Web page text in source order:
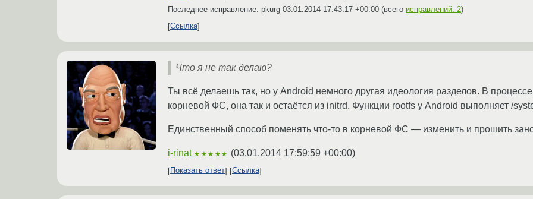
Последнее исправление: pkurg 03.01.2014 17:43:17 +00:00 (всего исправлений: 2)
Ссылка
Что я не так делаю?
Ты всё делаешь так, но у Android немного другая идеология разделов. В
корневой ФС, она так и остаётся из initrd. Функции rootfs у Android выполняет /
Единственный способ поменять что-то в корневой ФС — изменить и прошить
i-rinat ★★★★★ (03.01.2014 17:59:59 +00:00)
Показать ответ Ссылка